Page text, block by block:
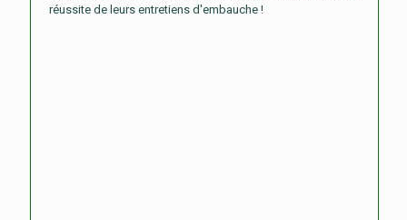
réussite de leurs entretiens d'embauche !